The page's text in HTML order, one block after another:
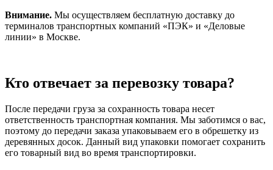
Внимание. Мы осуществляем бесплатную доставку до
терминалов транспортных компаний «ПЭК» и «Деловые
линии» в Москве.
Кто отвечает за перевозку товара?
После передачи груза за сохранность товара несет
ответственность транспортная компания. Мы заботимся о вас,
поэтому до передачи заказа упаковываем его в обрешетку из
деревянных досок. Данный вид упаковки помогает сохранить
его товарный вид во время транспортировки.